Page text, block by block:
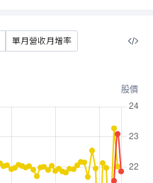
單月營收月增率